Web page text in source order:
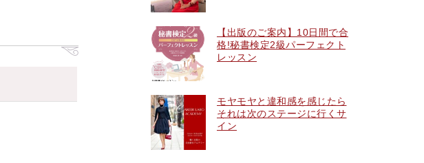
【出版のご案内】10日間で合
格!秘書検定2級パーフェクト
レッスン
モヤモヤと違和感を感じたら
それは次のステージに行くサ
イン